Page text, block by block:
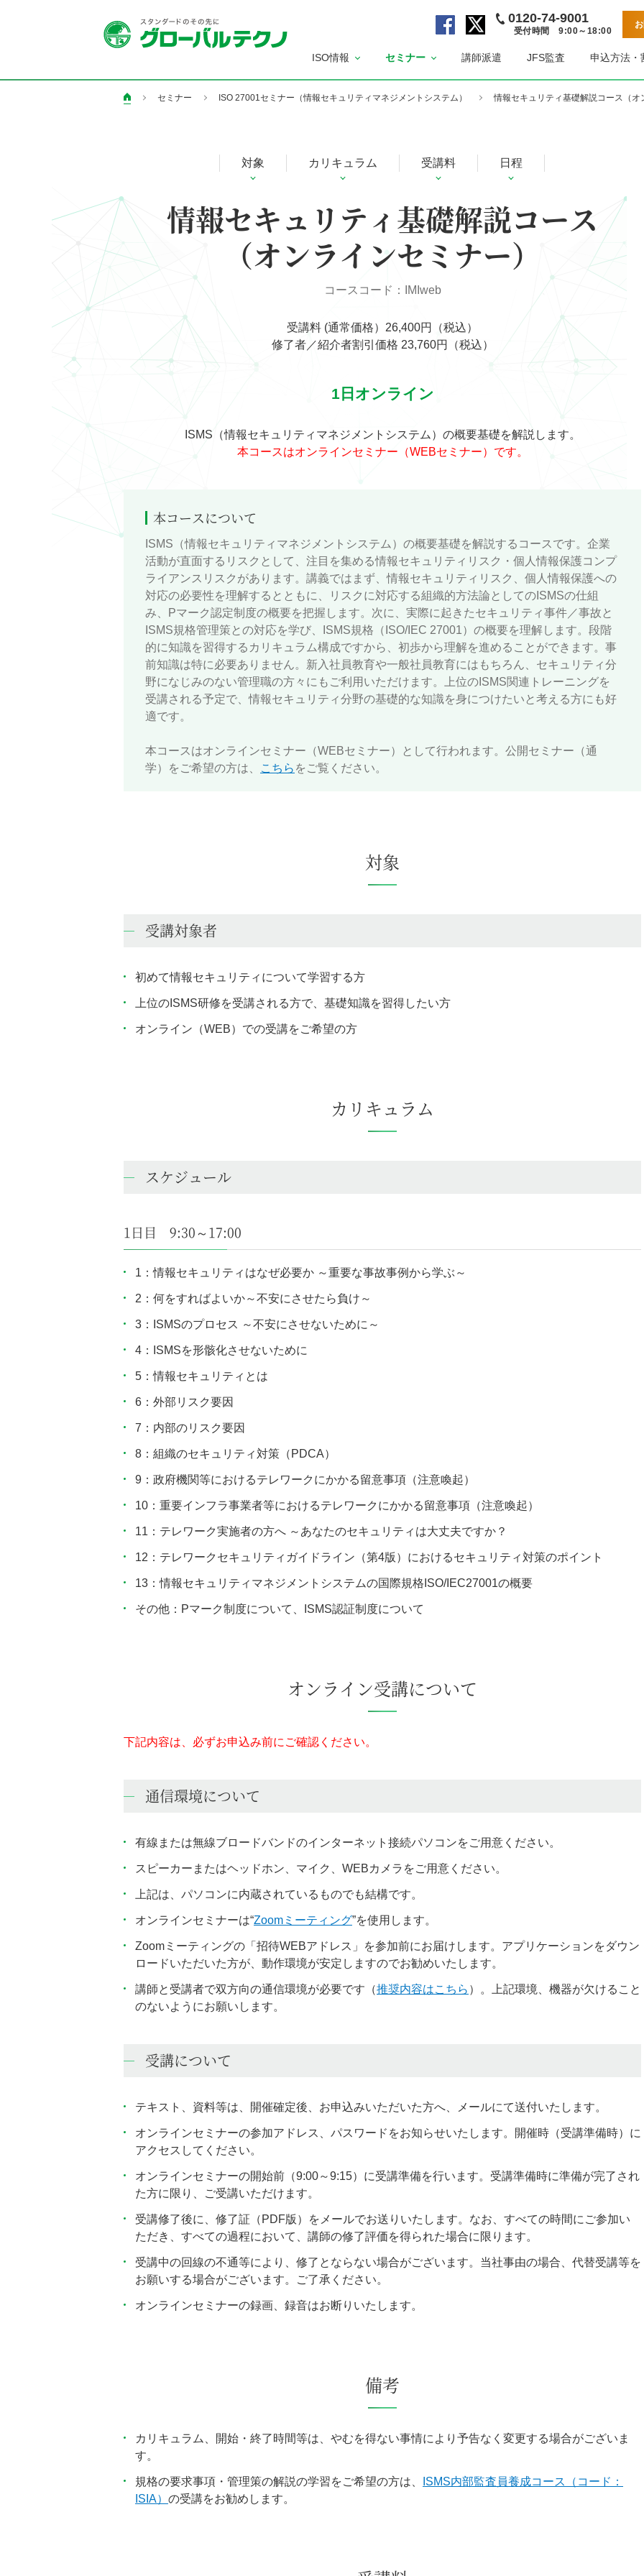
式
F
a
o
o
ペ
ー
ジ
式
X
0120-74-9001
受付時間 9:00～18:00
ISO情報 セミナー 講師派遣 JFS監査 申込方法・
セミナー ISO 27001セミナー（情報セキュリティマネジメントシステム） 情報セキュリティ基礎解説コース（オ
対象 カリキュラム 受講料 日程
情報セキュリティ基礎解説コース
（オンラインセミナー）
コースコード：IMIweb
受講料 (通常価格）26,400円（税込）
修了者／紹介者割引価格 23,760円（税込）
1日オンライン
ISMS（情報セキュリティマネジメントシステム）の概要基礎を解説します。
本コースはオンラインセミナー（WEBセミナー）です。
本コースについて
ISMS（情報セキュリティマネジメントシステム）の概要基礎を解説するコースです。企業
活動が直面するリスクとして、注目を集める情報セキュリティリスク・個人情報保護コンプ
ライアンスリスクがあります。講義ではまず、情報セキュリティリスク、個人情報保護への
対応の必要性を理解するとともに、リスクに対応する組織的方法論としてのISMSの仕組
み、Pマーク認定制度の概要を把握します。次に、実際に起きたセキュリティ事件／事故と
ISMS規格管理策との対応を学び、ISMS規格（ISO/IEC 27001）の概要を理解します。段階
的に知識を習得するカリキュラム構成ですから、初歩から理解を進めることができます。事
前知識は特に必要ありません。新入社員教育や一般社員教育にはもちろん、セキュリティ分
野になじみのない管理職の方々にもご利用いただけます。上位のISMS関連トレーニングを
受講される予定で、情報セキュリティ分野の基礎的な知識を身につけたいと考える方にも好
適です。
本コースはオンラインセミナー（WEBセミナー）として行われます。公開セミナー（通
学）をご希望の方は、
こちら をご覧ください。
対象
受講対象者
初めて情報セキュリティについて学習する方
上位のISMS研修を受講される方で、基礎知識を習得したい方
オンライン（WEB）での受講をご希望の方
カリキュラム
スケジュール
1日目 9:30～17:00
1：情報セキュリティはなぜ必要か ～重要な事故事例から学ぶ～
2：何をすればよいか～不安にさせたら負け～
3：ISMSのプロセス ～不安にさせないために～
4：ISMSを形骸化させないために
5：情報セキュリティとは
6：外部リスク要因
7：内部のリスク要因
8：組織のセキュリティ対策（PDCA）
9：政府機関等におけるテレワークにかかる留意事項（注意喚起）
10：重要インフラ事業者等におけるテレワークにかかる留意事項（注意喚起）
11：テレワーク実施者の方へ ～あなたのセキュリティは大丈夫ですか？
12：テレワークセキュリティガイドライン（第4版）におけるセキュリティ対策のポイント
13：情報セキュリティマネジメントシステムの国際規格ISO/IEC27001の概要
その他：Pマーク制度について、ISMS認証制度について
オンライン受講について
下記内容は、必ずお申込み前にご確認ください。
通信環境について
有線または無線ブロードバンドのインターネット接続パソコンをご用意ください。
スピーカーまたはヘッドホン、マイク、WEBカメラをご用意ください。
上記は、パソコンに内蔵されているものでも結構です。
オンラインセミナーは“Zoomミーティング”を使用します。
Zoomミーティングの「招待WEBアドレス」を参加前にお届けします。アプリケーションをダウン
ロードいただいた方が、動作環境が安定しますのでお勧めいたします。
講師と受講者で双方向の通信環境が必要です（推奨内容はこちら ）。上記環境、機器が欠けること
のないようにお願いします。
受講について
テキスト、資料等は、開催確定後、お申込みいただいた方へ、メールにて送付いたします。
オンラインセミナーの参加アドレス、パスワードをお知らせいたします。開催時（受講準備時）に
アクセスしてください。
オンラインセミナーの開始前（9:00～9:15）に受講準備を行います。受講準備時に準備が完了され
た方に限り、ご受講いただけます。
受講修了後に、修了証（PDF版）をメールでお送りいたします。なお、すべての時間にご参加い
ただき、すべての過程において、講師の修了評価を得られた場合に限ります。
受講中の回線の不通等により、修了とならない場合がございます。当社事由の場合、代替受講等を
お願いする場合がございます。ご了承ください。
オンラインセミナーの録画、録音はお断りいたします。
備考
カリキュラム、開始・終了時間等は、やむを得ない事情により予告なく変更する場合がございま
す。
規格の要求事項・管理策の解説の学習をご希望の方は、
ISMS内部監査員養成コース（コード：
ISIA） の受講をお勧めします。